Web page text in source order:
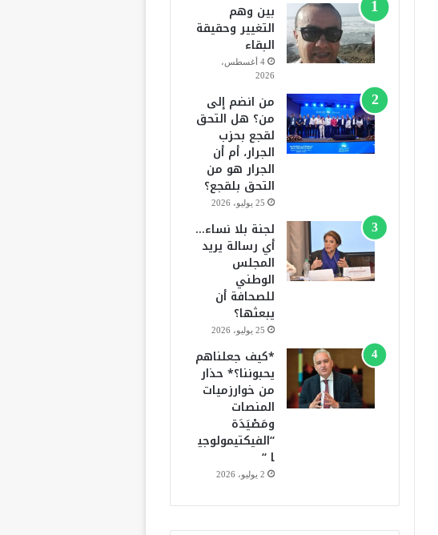
ك
u
b
بين وهم
التغيير وحقيقة
البقاء
4 أغسطس،
2026
من انضم إلى
من؟ هل التحق
لقجع بحزب
الجرار، أم أن
الجرار هو من
التحق بلقجع؟
25 يوليو، 2026
لجنة بلا نساء…
أي رسالة يريد
المجلس
الوطني
للصحافة أن
يبعثها؟
25 يوليو، 2026
*كيف جعلناهم
يحبوننا؟* حذار
من خوارزميات
المنصات
ومَصْيَدَة
“الفيكتيمولوجي
ا “
2 يوليو، 2026